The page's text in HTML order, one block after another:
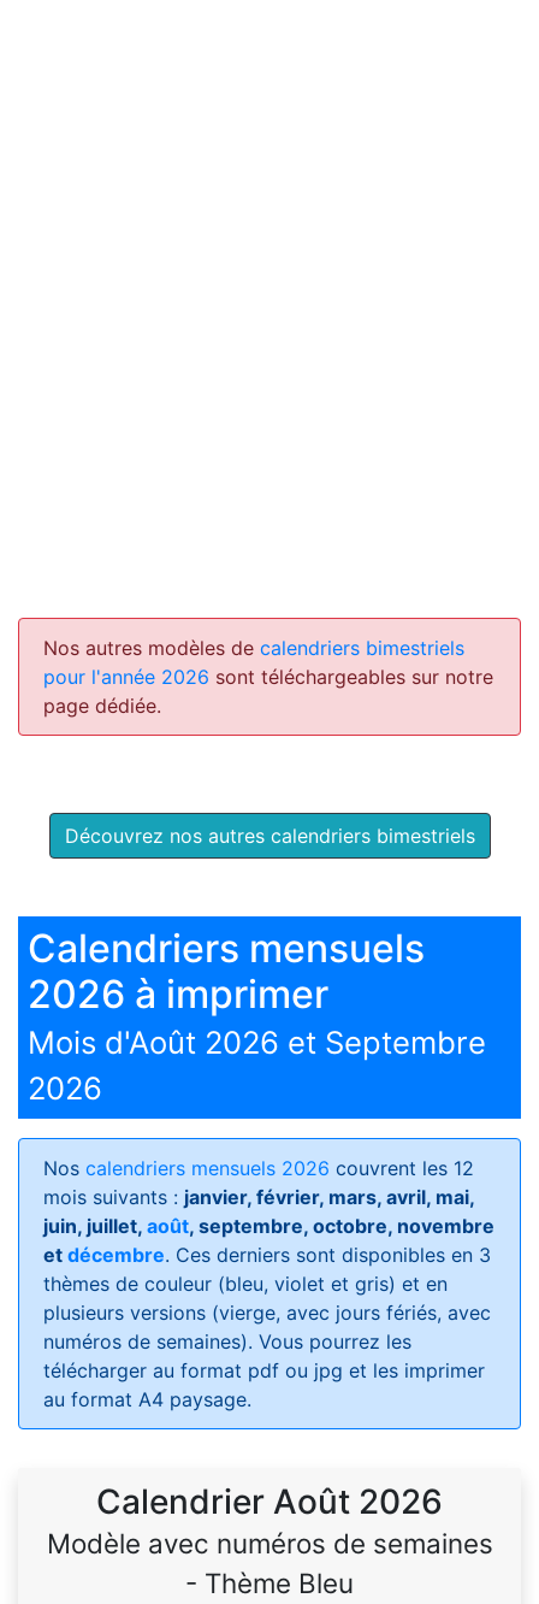
Nos autres modèles de calendriers bimestriels
pour l'année 2026 sont téléchargeables sur notre
page dédiée.
Découvrez nos autres calendriers bimestriels
Calendriers mensuels
2026 à imprimer
Mois d'Août 2026 et Septembre
2026
Nos calendriers mensuels 2026 couvrent les 12
mois suivants : janvier, février, mars, avril, mai,
juin, juillet, août, septembre, octobre, novembre
et décembre. Ces derniers sont disponibles en 3
thèmes de couleur (bleu, violet et gris) et en
plusieurs versions (vierge, avec jours fériés, avec
numéros de semaines). Vous pourrez les
télécharger au format pdf ou jpg et les imprimer
au format A4 paysage.
Calendrier Août 2026
Modèle avec numéros de semaines
- Thème Bleu